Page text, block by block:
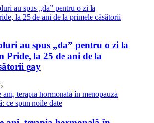
au spus „da” pentru o zi la
Pride, la 25 de ani de la
gay